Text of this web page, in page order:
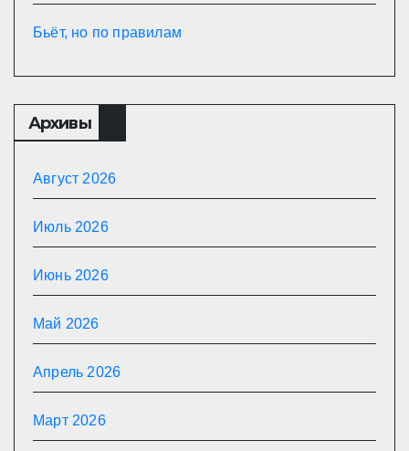
Бьёт, но по правилам
Архивы
Август 2026
Июль 2026
Июнь 2026
Май 2026
Апрель 2026
Март 2026